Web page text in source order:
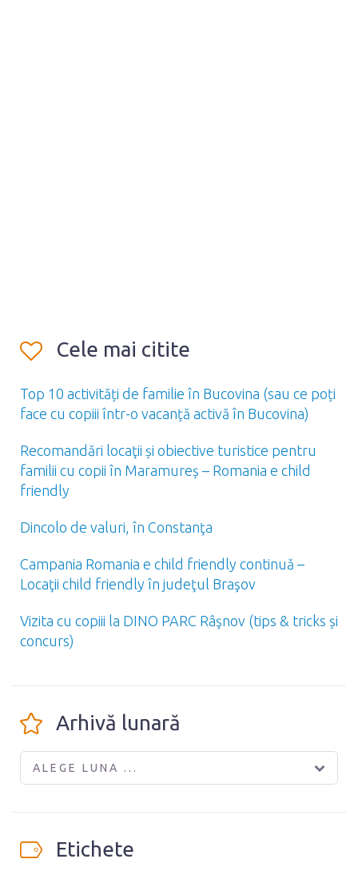
Cele mai citite
Top 10 activități de familie în Bucovina (sau ce poți
face cu copiii într-o vacanță activă în Bucovina)
Recomandări locaţii și obiective turistice pentru
familii cu copii în Maramureș – Romania e child
friendly
Dincolo de valuri, în Constanţa
Campania Romania e child friendly continuă –
Locaţii child friendly în judeţul Braşov
Vizita cu copiii la DINO PARC Râşnov (tips & tricks și
concurs)
Arhivă lunară
ALEGE LUNA ...
Etichete